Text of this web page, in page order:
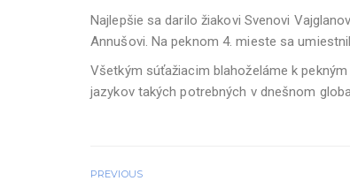
Najlepšie sa darilo žiakovi Svenovi
Annušovi. Na peknom 4. mieste sa
Všetkým súťažiacim blahoželáme k
jazykov takých potrebných v dnešnom
PREVIOUS